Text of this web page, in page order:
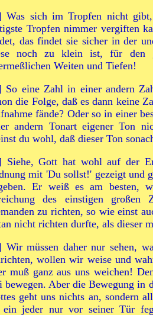
Was sich im Tropfen nicht
Tropfen nimmer vergiften
das findet sie sicher in der
noch zu klein ist, für den
Weiten und Tiefen!
So eine Zahl in einer andern
die Folge, daß es dann keine
fände? Oder so in einer
andern Tonart eigener Ton
du wohl, daß dieser Ton
Siehe, Gott hat wohl auf der
mit 'Du sollst!' gezeigt und
Er weiß es am besten,
des einstigen großen
zu richten, so wie einst
nicht richten durfte, als dieser
Wir müssen daher nur sehen,
wollen wir weise und
muß ganz aus uns weichen!
bewegen. Aber die Bewegung in
geht uns nichts an, sondern
ein jeder nur vor seiner Tür